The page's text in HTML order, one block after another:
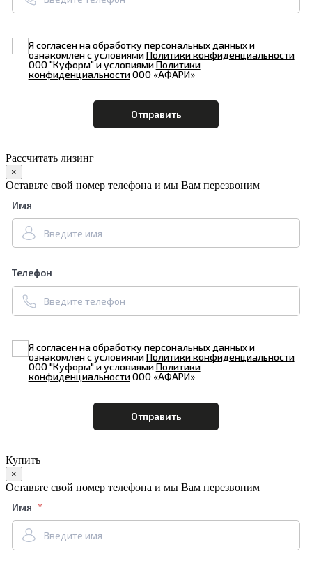
Я согласен наобработку персональных данныхи
ознакомлен с условиямиПолитики конфиденциальности
ООО "Куформ" и условиямиПолитики
конфиденциальностиООО «АФАРИ»
Рассчитать лизинг
×
Оставьте свой номер телефона и мы Вам перезвоним
Имя
Телефон
Я согласен наобработку персональных данныхи
ознакомлен с условиямиПолитики конфиденциальности
ООО "Куформ" и условиямиПолитики
конфиденциальностиООО «АФАРИ»
Купить
×
Оставьте свой номер телефона и мы Вам перезвоним
Имя